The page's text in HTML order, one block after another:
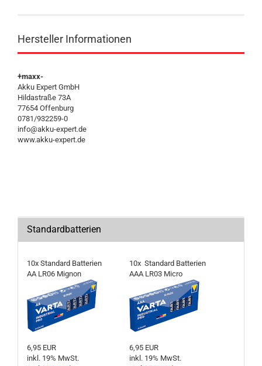
Hersteller Informationen
+maxx-
Akku Expert GmbH
Hildastraße 73A
77654 Offenburg
0781/932259-0
info@akku-expert.de
www.akku-expert.de
Standardbatterien
10x Standard Batterien
AA LR06 Mignon
6,95 EUR
inkl. 19% MwSt.
10x Standard Batterien
AAA LR03 Micro
6,95 EUR
inkl. 19% MwSt.